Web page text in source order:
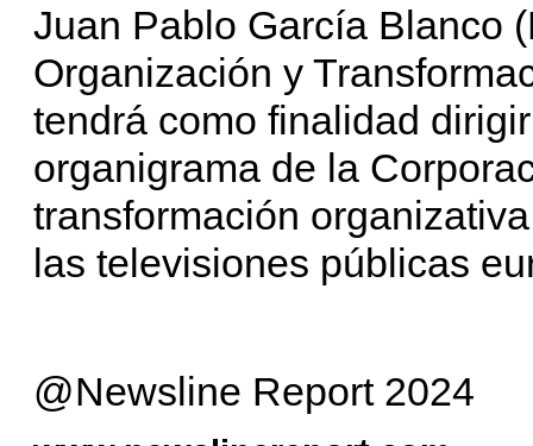
Juan Pablo García Blanco
Organización y
tendrá como finalidad
organigrama de la
transformación
las televisiones públicas
@Newsline Report 2024